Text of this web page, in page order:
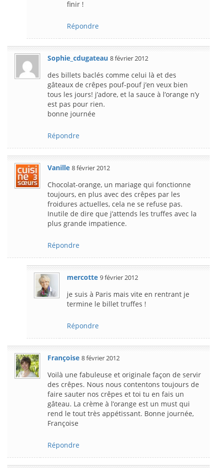
finir !
Répondre
Sophie_cdugateau 8 février 2012
des billets baclés comme celui là et des
gâteaux de crêpes pouf-pouf j’en veux bien
tous les jours! j’adore, et la sauce à l’orange n’y
est pas pour rien.
bonne journée
Répondre
Vanille 8 février 2012
Chocolat-orange, un mariage qui fonctionne
toujours, en plus avec des crêpes par les
froidures actuelles, cela ne se refuse pas.
Inutile de dire que j’attends les truffes avec la
plus grande impatience.
Répondre
mercotte 9 février 2012
je suis à Paris mais vite en rentrant je
termine le billet truffes !
Répondre
Françoise 8 février 2012
Voilà une fabuleuse et originale façon de servir
des crêpes. Nous nous contentons toujours de
faire sauter nos crêpes et toi tu en fais un
gâteau. La crème à l’orange est un must qui
rend le tout très appétissant. Bonne journée,
Françoise
Répondre